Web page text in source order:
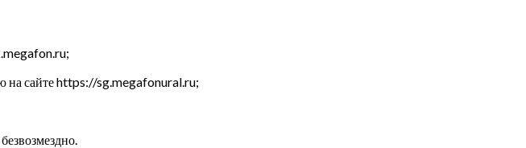
на сайте https://sg.megafonural.ru;